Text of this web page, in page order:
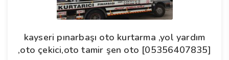
kayseri pınarbaşı oto kurtarma ,yol yardım
,oto çekici,oto tamir şen oto [05356407835]